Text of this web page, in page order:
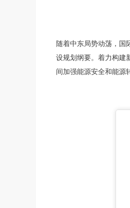
随着中东局势动荡，国
设规划纲要。着力构建
间加强能源安全和能源